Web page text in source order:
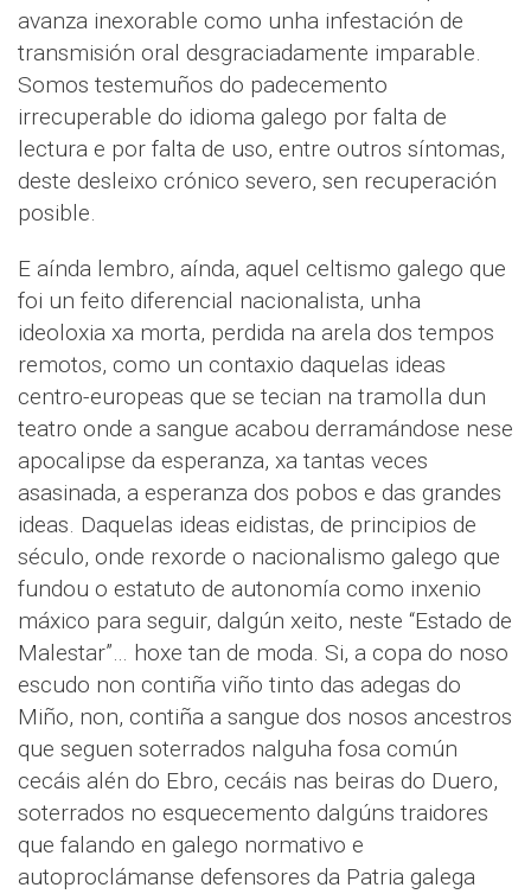
avanza inexorable como unha infestación de
transmisión oral desgraciadamente imparable.
Somos testemuños do padecemento
irrecuperable do idioma galego por falta de
lectura e por falta de uso, entre outros síntomas,
deste desleixo crónico severo, sen recuperación
posible.
E aínda lembro, aínda, aquel celtismo galego que
foi un feito diferencial nacionalista, unha
ideoloxia xa morta, perdida na arela dos tempos
remotos, como un contaxio daquelas ideas
centro-europeas que se tecian na tramolla dun
teatro onde a sangue acabou derramándose nese
apocalipse da esperanza, xa tantas veces
asasinada, a esperanza dos pobos e das grandes
ideas. Daquelas ideas eidistas, de principios de
século, onde rexorde o nacionalismo galego que
fundou o estatuto de autonomía como inxenio
máxico para seguir, dalgún xeito, neste “Estado de
Malestar”… hoxe tan de moda. Si, a copa do noso
escudo non contiña viño tinto das adegas do
Miño, non, contiña a sangue dos nosos ancestros
que seguen soterrados nalguha fosa común
cecáis alén do Ebro, cecáis nas beiras do Duero,
soterrados no esquecemento dalgúns traidores
que falando en galego normativo e
autoproclámanse defensores da Patria galega